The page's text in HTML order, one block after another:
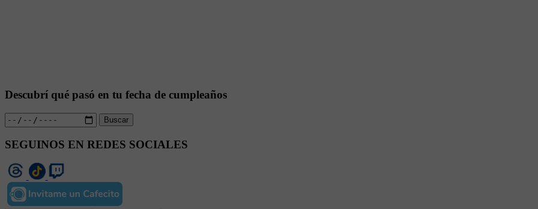
Descubrí qué pasó en tu fecha de cumpleaños
Buscar
SEGUINOS EN REDES SOCIALES